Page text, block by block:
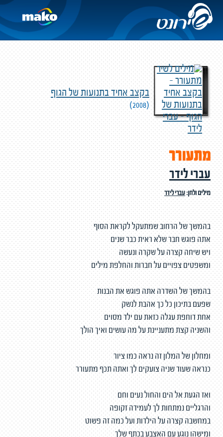
בקצב אחיד בתנועות של הגוף
(2008)
מתעורר
עברי לידר
מילים ולחן:עברי לידר
בהמשך של הרחוב שמתעקל לקראת הסוף
אתה פוגש חבר שלא ראית כבר שנים
ויש שיחה קצרה על שקרה ונעשה
ומשפטים צפויים על חברות והחלפת מילים
בהמשך של השדרה אתה פוגש את הבנות
שפעם בתיכון כל כך אהבת לנשק
אחת דוחפת עגלה כזאת עם ילד מסוים
והשניה קצת מתעניינת על מה עושים ואיך הולך
ומחלון של המלון זה נראה כמו ציור
כנראה שעוד שניה צועקים לך ואתה תכף מתעורר
ואז הגעת אל הים והחול נעים וחם
והרגליים נמתחות לך לעמידה זקופה
במחשבה קצרה על הילדות ועל כמה זה פשוט
ומישהו נוגע עם האצבע בכתף שלך